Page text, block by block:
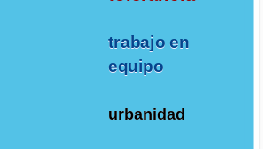
trabajo en
equipo
urbanidad